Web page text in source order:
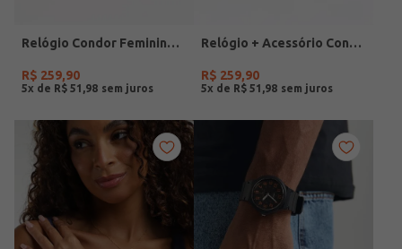
Relógio Condor Feminino DOURADO
R$ 259,90
5x de R$ 51 98
Relógio + Acessório Condor Feminino PRATA
R$ 259,90
5x de R$ 51 98